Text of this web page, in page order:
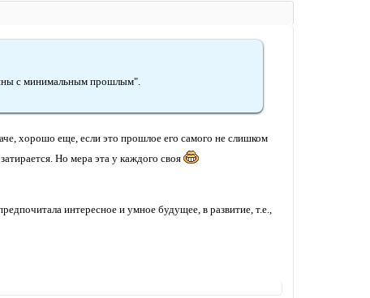
с минимальным прошлым".
хорошо еще, если это прошлое его самого не слишком
Но мера эта у каждого своя
интересное и умное будущее, в развитие, т.е.,